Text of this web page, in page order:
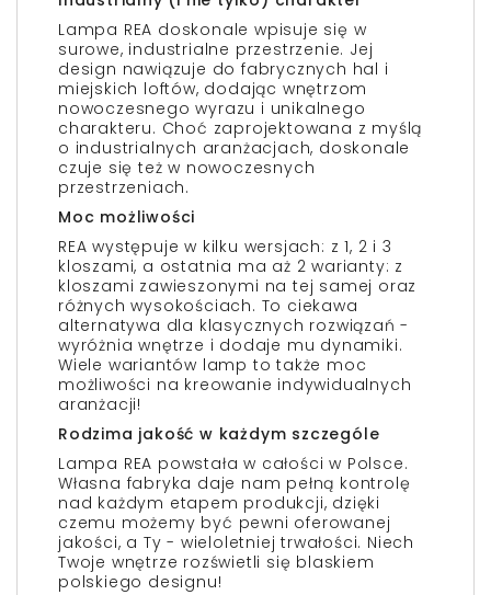
Lampa REA doskonale wpisuje się w
surowe, industrialne przestrzenie. Jej
design nawiązuje do fabrycznych hal i
miejskich loftów, dodając wnętrzom
nowoczesnego wyrazu i unikalnego
charakteru. Choć zaprojektowana z myślą
o industrialnych aranżacjach, doskonale
czuje się też w nowoczesnych
przestrzeniach.
Moc możliwości
REA występuje w kilku wersjach: z 1, 2 i 3
kloszami, a ostatnia ma aż 2 warianty: z
kloszami zawieszonymi na tej samej oraz
różnych wysokościach. To ciekawa
alternatywa dla klasycznych rozwiązań -
wyróżnia wnętrze i dodaje mu dynamiki.
Wiele wariantów lamp to także moc
możliwości na kreowanie indywidualnych
aranżacji!
Rodzima jakość w każdym szczególe
Lampa REA powstała w całości w Polsce.
Własna fabryka daje nam pełną kontrolę
nad każdym etapem produkcji, dzięki
czemu możemy być pewni oferowanej
jakości, a Ty - wieloletniej trwałości. Niech
Twoje wnętrze rozświetli się blaskiem
polskiego designu!